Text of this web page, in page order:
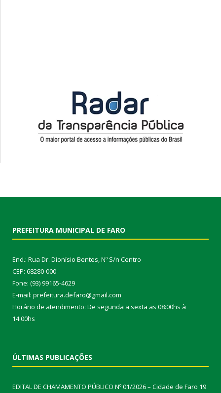
PREFEITURA MUNICIPAL DE FARO
End.: Rua Dr. Dionísio Bentes, Nº S/n Centro
CEP: 68280-000
Fone: (93) 99165-4629
E-mail: prefeitura.defaro@gmail.com
Horário de atendimento: De segunda a sexta as 08:00hs à
14:00hs
ÚLTIMAS PUBLICAÇÕES
EDITAL DE CHAMAMENTO PÚBLICO Nº 01/2026 – Cidade de Faro 19